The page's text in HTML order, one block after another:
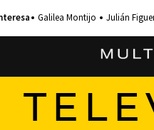
Galilea Montijo Julián